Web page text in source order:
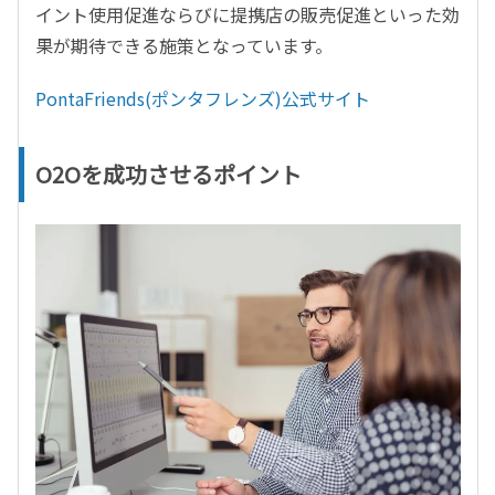
イント使用促進ならびに提携店の販売促進といった効
果が期待できる施策となっています。
PontaFriends(ポンタフレンズ)公式サイト
O2Oを成功させるポイント